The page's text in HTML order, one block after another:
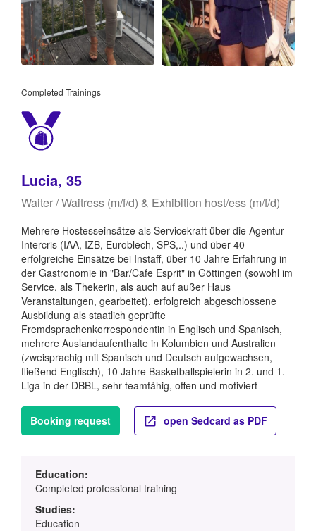
Completed Trainings
Lucia, 35
Waiter / Waitress (m/f/d) & Exhibition host/ess (m/f/d)
Mehrere Hostesseinsätze als Servicekraft über die Agentur
Intercris (IAA, IZB, Euroblech, SPS,..) und über 40
erfolgreiche Einsätze bei Instaff, über 10 Jahre Erfahrung in
der Gastronomie in "Bar/Cafe Esprit" in Göttingen (sowohl im
Service, als Thekerin, als auch auf außer Haus
Veranstaltungen, gearbeitet), erfolgreich abgeschlossene
Ausbildung als staatlich geprüfte
Fremdsprachenkorrespondentin in Englisch und Spanisch,
mehrere Auslandaufenthalte in Kolumbien und Australien
(zweisprachig mit Spanisch und Deutsch aufgewachsen,
fließend Englisch), 10 Jahre Basketballspielerin in 2. und 1.
Liga in der DBBL, sehr teamfähig, offen und motiviert
Booking request open Sedcard as PDF
Education:
Completed professional training
Studies:
Education